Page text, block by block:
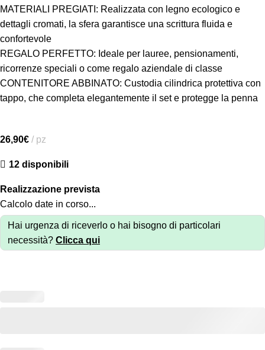
MATERIALI PREGIATI: Realizzata con legno ecologico e
dettagli cromati, la sfera garantisce una scrittura fluida e
confortevole
REGALO PERFETTO: Ideale per lauree, pensionamenti,
ricorrenze speciali o come regalo aziendale di classe
CONTENITORE ABBINATO: Custodia cilindrica protettiva con
tappo, che completa elegantemente il set e protegge la penna
26,90€ pz
12 disponibili
Realizzazione prevista
Calcolo date in corso...
Hai urgenza di riceverlo o hai bisogno di particolari
necessità? Clicca qui